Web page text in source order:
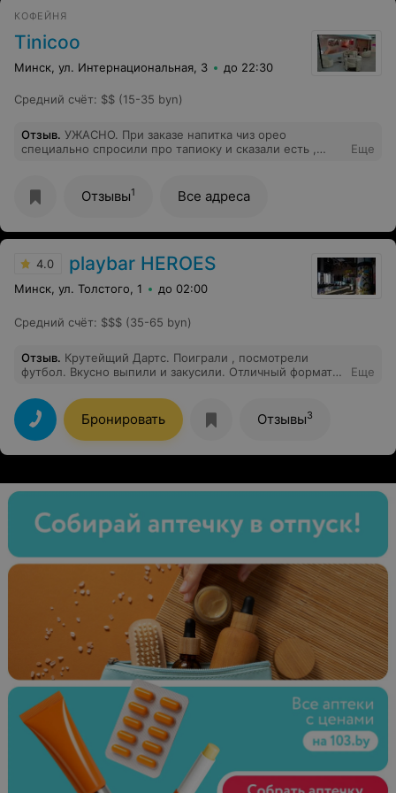
КОФЕЙНЯ
Tinicoo
Минск, ул. Интернациональная, 3 до 22:30
Средний счёт: $$ (15-35 byn)
Отзыв. УЖАСНО. При заказе напитка чиз орео
специально спросили про тапиоку и сказали есть ,
и специально доплатила и попросила добавить тапиоку
, приносят напиток и тапиоки не было. Очень
Еще
Отзывы1 Все адреса
4.0 playbar HEROES
Минск, ул. Толстого, 1 до 02:00
Средний счёт: $$$ (35-65 byn)
Отзыв. Крутейщий Дартс. Поиграли , посмотрели
футбол. Вкусно выпили и закусили. Отличный формат
Еще
Бронировать Отзывы3